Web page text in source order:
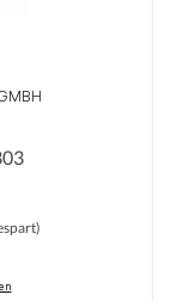
von 5 Sternen